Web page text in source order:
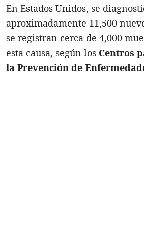
En Estados Unidos, se
aproximadamente 11,500
se registran cerca de 4,000
esta causa, según los Centros
la Prevención de